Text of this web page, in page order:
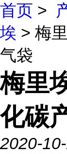
首页 >
埃 > 梅
气袋
梅里
化碳
2020-